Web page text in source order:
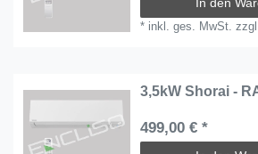
* inkl. ges. MwSt.
3,5kW Shorai -
499,00 € *